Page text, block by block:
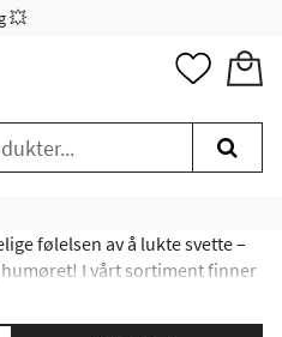
💥
følelsen av å lukte svette –
I vårt sortiment finner
med å bli kvitt svettelukten.